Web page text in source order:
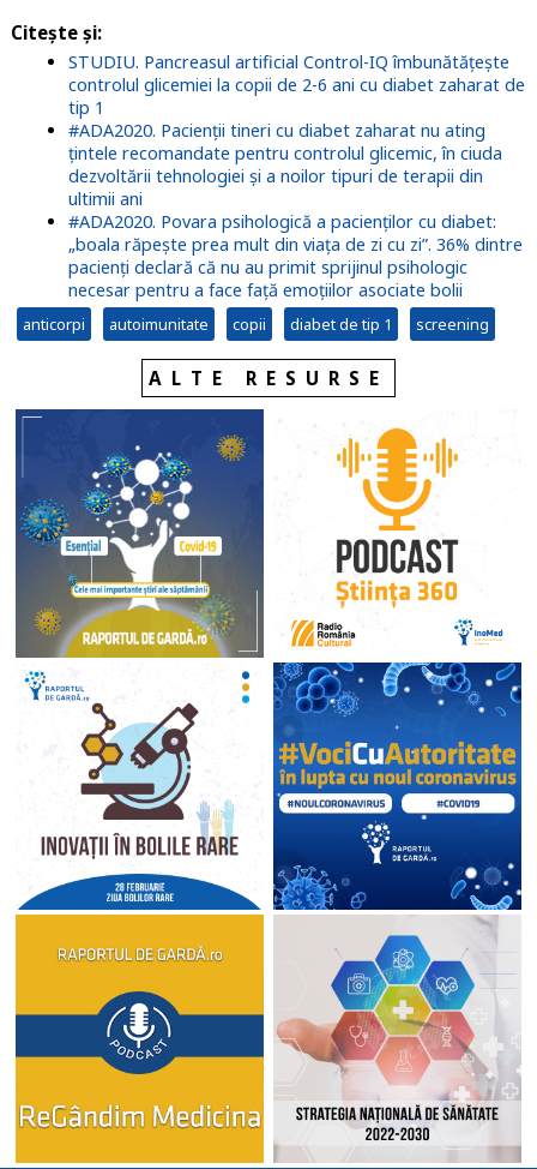
Citeşte şi:
STUDIU. Pancreasul artificial Control-IQ îmbunătăţeşte
controlul glicemiei la copii de 2-6 ani cu diabet zaharat de
tip 1
#ADA2020. Pacienții tineri cu diabet zaharat nu ating
țintele recomandate pentru controlul glicemic, în ciuda
dezvoltării tehnologiei și a noilor tipuri de terapii din
ultimii ani
#ADA2020. Povara psihologică a pacienților cu diabet:
„boala răpește prea mult din viața de zi cu zi”. 36% dintre
pacienți declară că nu au primit sprijinul psihologic
necesar pentru a face față emoțiilor asociate bolii
anticorpi autoimunitate copii diabet de tip 1 screening
ALTE RESURSE